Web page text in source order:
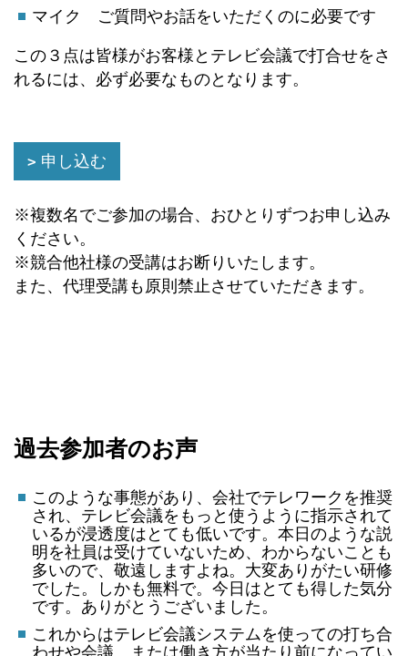
マイク ご質問やお話をいただくのに必要です
この３点は皆様がお客様とテレビ会議で打合せをさ
れるには、必ず必要なものとなります。
申し込む
※複数名でご参加の場合、おひとりずつお申し込み
ください。
※競合他社様の受講はお断りいたします。
また、代理受講も原則禁止させていただきます。
過去参加者のお声
このような事態があり、会社でテレワークを推奨
され、テレビ会議をもっと使うように指示されて
いるが浸透度はとても低いです。本日のような説
明を社員は受けていないため、わからないことも
多いので、敬遠しますよね。大変ありがたい研修
でした。しかも無料で。今日はとても得した気分
です。ありがとうございました。
これからはテレビ会議システムを使っての打ち合